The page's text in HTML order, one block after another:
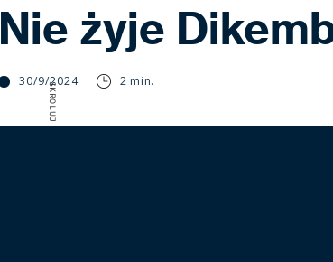
Nie żyje
30/9/2024 2 min.
SKROLUJ W DÓŁ